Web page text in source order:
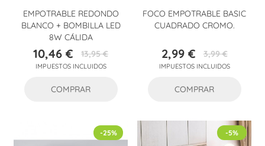
EMPOTRABLE REDONDO
BLANCO + BOMBILLA LED
8W CÁLIDA
Precio
10,46 €Precio
base
13,95 €
IMPUESTOS INCLUIDOS
COMPRAR
FOCO EMPOTRABLE BASIC
CUADRADO CROMO.
Precio
2,99 €Precio
base
3,99 €
IMPUESTOS INCLUIDOS
COMPRAR
-25% -5%